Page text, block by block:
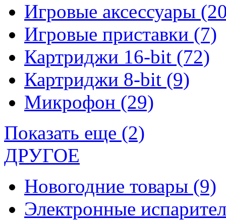
Игровые аксессуары
Игровые приставки (7)
Картриджи 16-bit (72)
Картриджи 8-bit (9)
Микрофон (29)
Показать еще (2)
ДРУГОЕ
Новогодние товары (9)
Электронные